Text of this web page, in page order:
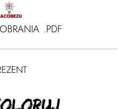
.PDF